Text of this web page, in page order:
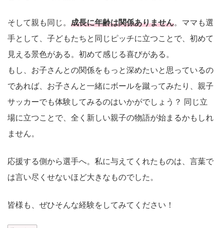
そして親も同じ。 成長に年齢は関係ありません。ママも選
手として、子どもたちと同じピッチに立つことで、初めて
見える景色がある。初めて感じる喜びがある。
もし、お子さんとの関係をもっと深めたいと思っているの
であれば、お子さんと一緒にボールを蹴ってみたり、親子
サッカーでも体験してみるのはいかがでしょう？ 同じ立
場に立つことで、全く新しい親子の物語が始まるかもしれ
ません。
応援する側から選手へ。私に与えてくれたものは、言葉で
は言い尽くせないほど大きなものでした。
皆様も、ぜひそんな経験をしてみてください！